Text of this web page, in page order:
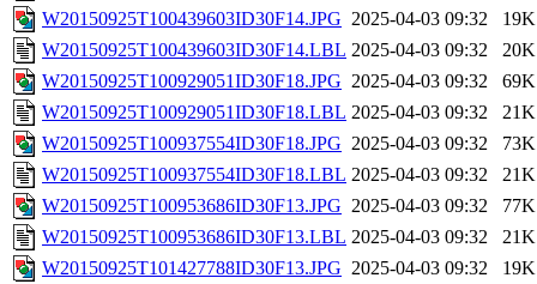
W20150925T100439603ID30F14.JPG 2025-04-03 09:32
19K
W20150925T100439603ID30F14.LBL 2025-04-03 09:32
20K
W20150925T100929051ID30F18.JPG 2025-04-03 09:32
69K
W20150925T100929051ID30F18.LBL 2025-04-03 09:32
21K
W20150925T100937554ID30F18.JPG 2025-04-03 09:32
73K
W20150925T100937554ID30F18.LBL 2025-04-03 09:32
21K
W20150925T100953686ID30F13.JPG 2025-04-03 09:32
77K
W20150925T100953686ID30F13.LBL 2025-04-03 09:32
21K
W20150925T101427788ID30F13.JPG 2025-04-03 09:32
19K